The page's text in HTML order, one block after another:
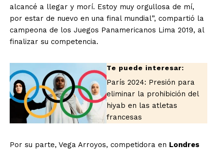
alcancé a llegar y morí. Estoy muy orgullosa de mí,
por estar de nuevo en una final mundial”, compartió la
campeona de los Juegos Panamericanos Lima 2019, al
finalizar su competencia.
París 2024: Presión para
eliminar la prohibición del
hiyab en las atletas
francesas
Por su parte, Vega Arroyos, competidora en Londres